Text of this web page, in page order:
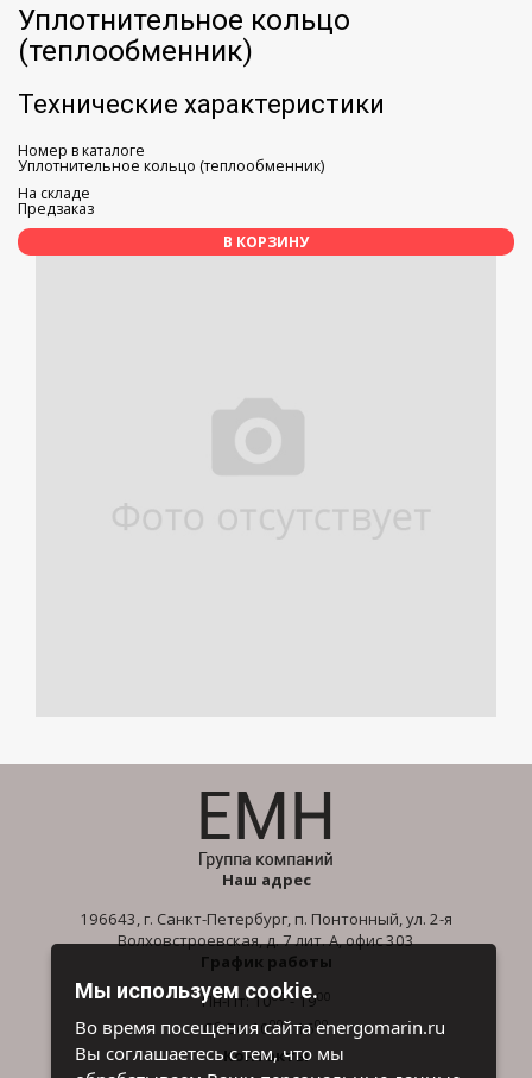
Уплотнительное кольцо
(теплообменник)
Технические характеристики
Номер в каталоге
Уплотнительное кольцо (теплообменник)
На складе
Предзаказ
В КОРЗИНУ
Наш адрес
196643, г. Санкт-Петербург, п. Понтонный, ул. 2-я
Волховстроевская, д. 7 лит. А, офис 303
График работы
Пн-Пт: 1000- 1900
Сб-Вс: 1000- 1600
Контакты
Мы используем cookie.
Во время посещения сайта energomarin.ru
Вы соглашаетесь с тем, что мы